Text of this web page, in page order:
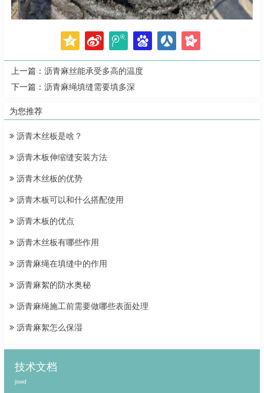
上一篇： 沥青麻丝能承受多高的温度
下一篇： 沥青麻绳填缝需要填多深
为您推荐
沥青木丝板是啥？
沥青木板伸缩缝安装方法
沥青木丝板的优势
沥青木板可以和什么搭配使用
沥青木板的优点
沥青木丝板有哪些作用
沥青麻绳在填缝中的作用
沥青麻絮的防水奥秘
沥青麻绳施工前需要做哪些表面处理
沥青麻絮怎么保湿
技术文档
jswd